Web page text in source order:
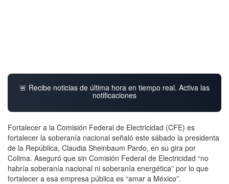
🚨 Recibe noticias de última hora en tiempo real. Activa las
notificaciones
Fortalecer a la Comisión Federal de Electricidad (CFE) es
fortalecer la soberanía nacional señaló este sábado la presidenta
de la República, Claudia Sheinbaum Pardo, en su gira por
Colima. Aseguró que sin Comisión Federal de Electricidad “no
habría soberanía nacional ni soberanía energética” por lo que
fortalecer a esa empresa pública es “amar a México”.